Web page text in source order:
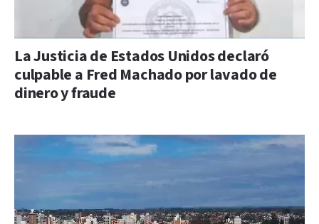
La Justicia de Estados Unidos declaró
culpable a Fred Machado por lavado de
dinero y fraude